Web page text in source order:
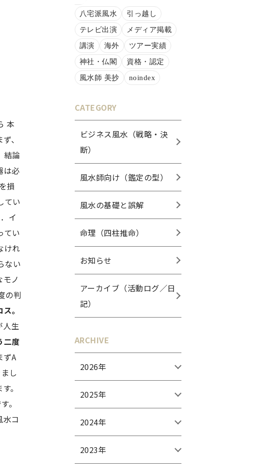
本
、
結論
は必
損
てい
イ
てい
けれ
ない
ノ
の判
。
人生
二度
ずA
し
。
。
水コ
八宅派風水 引っ越し
テレビ出演 メディア掲載
講演 海外 ツアー実績
神社・仏閣 資格・認定
風水師 美抄 noindex
CATEGORY
ビジネス風水（戦略・決
断）
風水師向け（鑑定の型）
風水の基礎と誤解
命理（四柱推命）
お知らせ
アーカイブ（活動ログ／日
記）
ARCHIVE
2026年
2025年
2024年
2023年